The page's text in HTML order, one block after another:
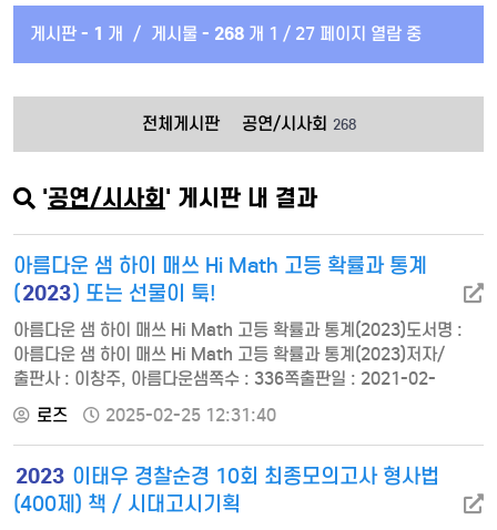
게시판 - 1 개 / 게시물 - 268 개 1 / 27 페이지 열람 중
전체게시판 공연/시사회 268
'공연/시사회 ' 게시판 내 결과
아름다운 샘 하이 매쓰 Hi Math 고등 확률과 통계
(2023) 또는 선물이 툭!
아름다운 샘 하이 매쓰 Hi Math 고등 확률과 통계(2023)도서명 :
아름다운 샘 하이 매쓰 Hi Math 고등 확률과 통계(2023)저자/
출판사 : 이창주, 아름다운샘쪽수 : 336쪽출판일 : 2021-02-
22ISBN : 9791191229240정가 : 1450001 여러 가지 순열02
중복조합과 이항정리03 확률의 뜻과 성질04 덧셈정리와
조건부확률05 독립과 독립시행의 확률06 확률변수와 확률분포07
이산확률변수의 평균과 표준편차08 이항분포09 정규분포10
표본평균의 분포11 모평균의 추정 선물이 툭!도서명 :…
로즈 2025-02-25 12:31:40
2023 이태우 경찰순경 10회 최종모의고사 형사법
(400제) 책 / 시대고시기획